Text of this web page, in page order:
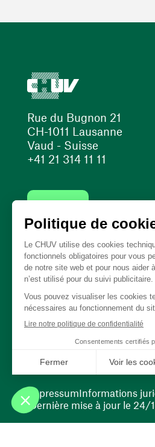
Rue du Bugnon 21
CH-1011 Lausanne
Vaud - Suisse
+41 21 314 11 11
(ouvre une nouvelle
(ouvre
Dernière mise à jour le 24/
ImpressumInformations